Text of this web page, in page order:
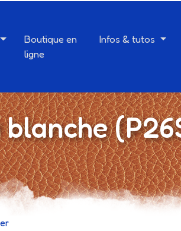
Boutique en
ligne
Infos & tutos